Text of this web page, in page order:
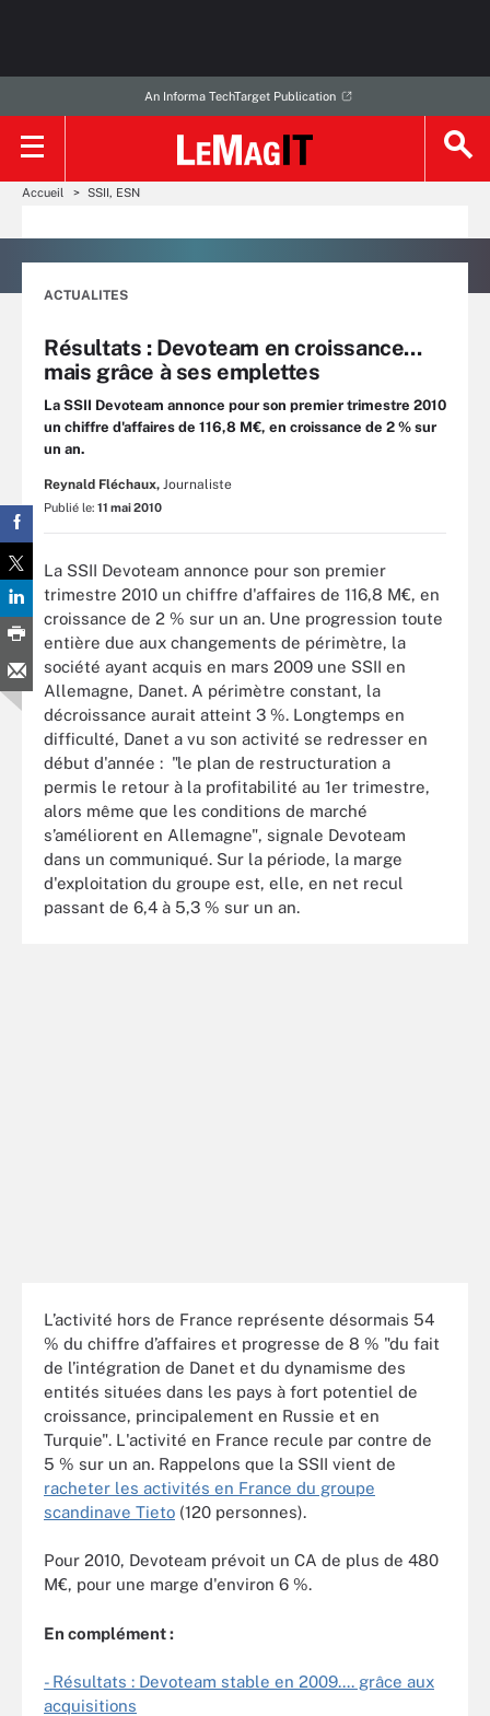
An Informa TechTarget Publication
Accueil SSII, ESN
ACTUALITES
Résultats : Devoteam en croissance...
mais grâce à ses emplettes
La SSII Devoteam annonce pour son premier trimestre 2010
un chiffre d'affaires de 116,8 M€, en croissance de 2 % sur
un an.
Reynald Fléchaux, Journaliste
Publié le: 11 mai 2010
La SSII Devoteam annonce pour son premier
trimestre 2010 un chiffre d'affaires de 116,8 M€, en
croissance de 2 % sur un an. Une progression toute
entière due aux changements de périmètre, la
société ayant acquis en mars 2009 une SSII en
Allemagne, Danet. A périmètre constant, la
décroissance aurait atteint 3 %. Longtemps en
difficulté, Danet a vu son activité se redresser en
début d'année : "le plan de restructuration a
permis le retour à la profitabilité au 1er trimestre,
alors même que les conditions de marché
s’améliorent en Allemagne", signale Devoteam
dans un communiqué. Sur la période, la marge
d'exploitation du groupe est, elle, en net recul
passant de 6,4 à 5,3 % sur un an.
L’activité hors de France représente désormais 54
% du chiffre d’affaires et progresse de 8 % "du fait
de l’intégration de Danet et du dynamisme des
entités situées dans les pays à fort potentiel de
croissance, principalement en Russie et en
Turquie". L'activité en France recule par contre de
5 % sur un an. Rappelons que la SSII vient de
racheter les activités en France du groupe
scandinave Tieto (120 personnes).
Pour 2010, Devoteam prévoit un CA de plus de 480
M€, pour une marge d'environ 6 %.
En complément :
- Résultats : Devoteam stable en 2009.... grâce aux
acquisitions